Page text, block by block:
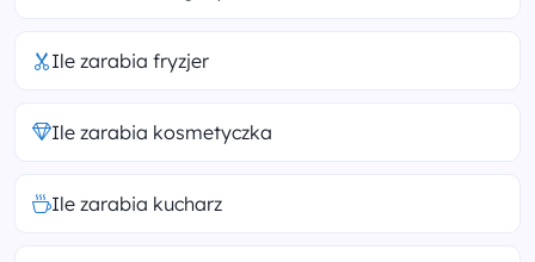
Ile zarabia fryzjer
Ile zarabia kosmetyczka
Ile zarabia kucharz